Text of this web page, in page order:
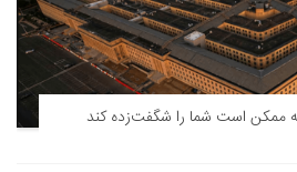
که ممکن است شما را شگفت‌زده کند